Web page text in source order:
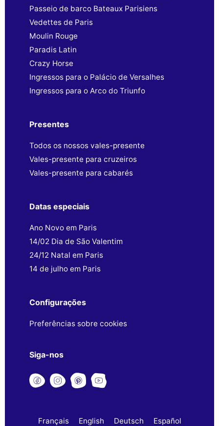
Passeio de barco Bateaux Parisiens
Vedettes de Paris
Moulin Rouge
Paradis Latin
Crazy Horse
Ingressos para o Palácio de Versalhes
Ingressos para o Arco do Triunfo
Presentes
Todos os nossos vales-presente
Vales-presente para cruzeiros
Vales-presente para cabarés
Datas especiais
Ano Novo em Paris
14/02 Dia de São Valentim
24/12 Natal em Paris
14 de julho em Paris
Configurações
Preferências sobre cookies
Siga-nos
Français English Deutsch Español